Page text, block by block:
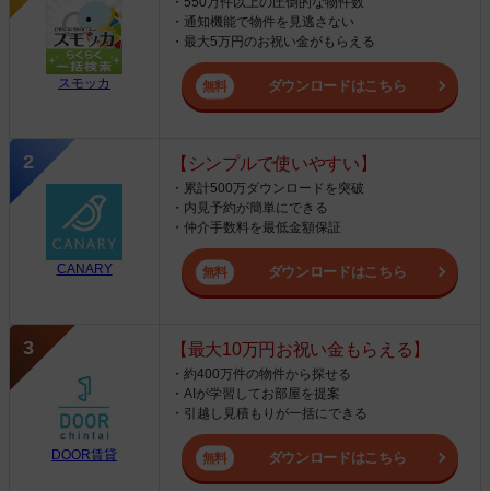
スモッカ
・通知機能で物件を見逃さない
・最大5万円のお祝い金がもらえる
ダウンロードはこちら
CANARY
【シンプルで使いやすい】
・累計500万ダウンロードを突破
・内見予約が簡単にできる
・仲介手数料を最低金額保証
ダウンロードはこちら
DOOR賃貸
【最大10万円お祝い金もらえる】
・約400万件の物件から探せる
・AIが学習してお部屋を提案
・引越し見積もりが一括にできる
ダウンロードはこちら